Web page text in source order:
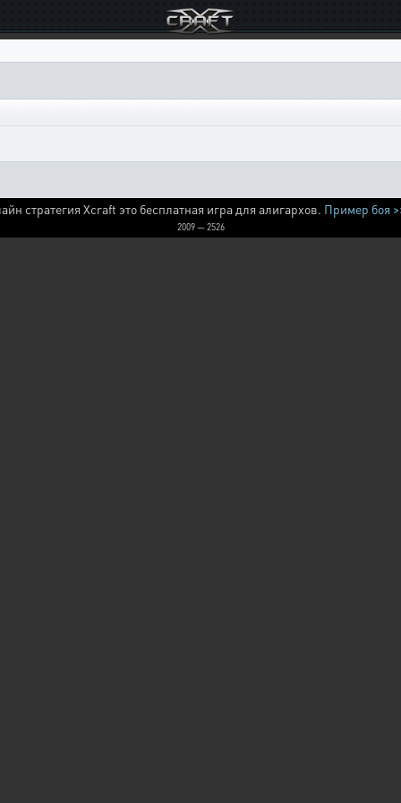
стратегия Xcraft это бесплатная игра для алигархов. Пример боя
2009 — 2526